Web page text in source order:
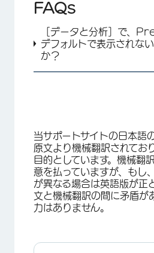
FAQs
［データと分析］で、
デフォルトで表示されな
か？
当サポートサイトの日本語
原文より機械翻訳されてお
目的としています。機械翻
意を払っていますが、もし
が異なる場合は英語版が正
文と機械翻訳の間に矛盾が
力はありません。